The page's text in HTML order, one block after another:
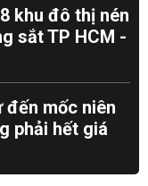
khu đô thị nén
sắt TP HCM -
đến mốc niên
phải hết giá